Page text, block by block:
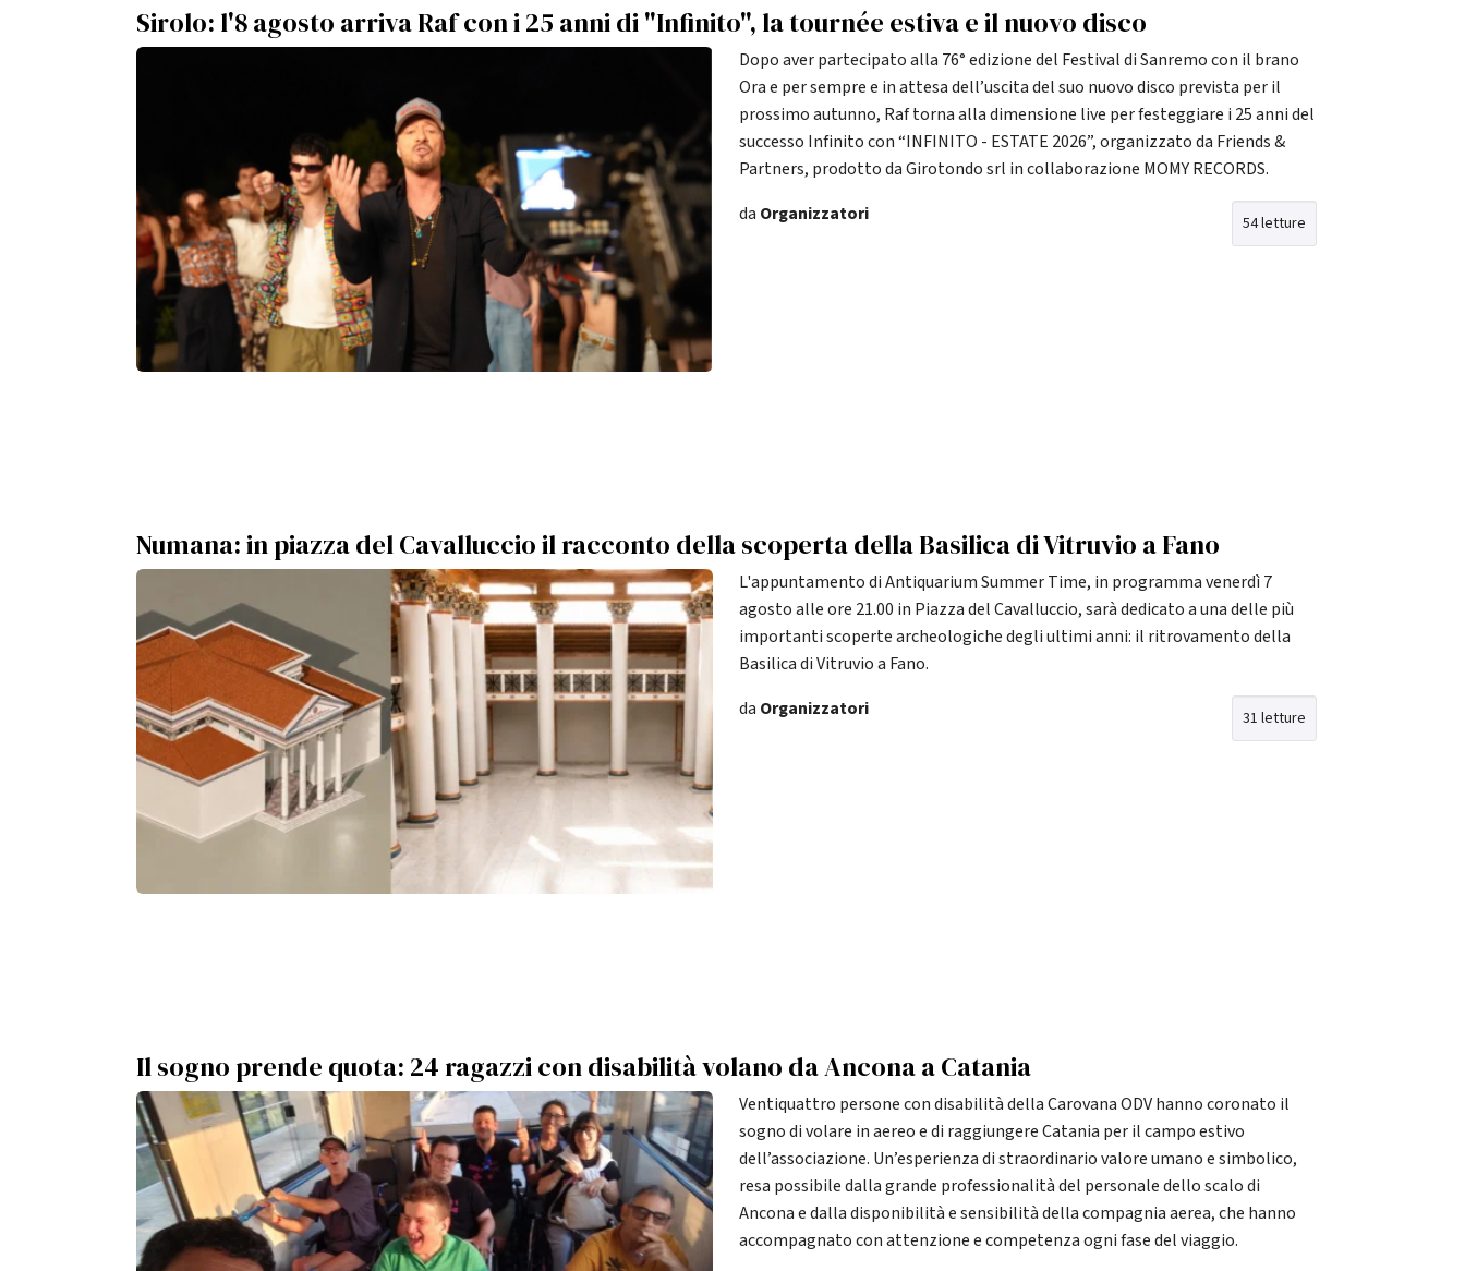
Sirolo: l'8 agosto arriva Raf con i 25 anni di "Infinito", la tournée estiva e il nuovo disco
Dopo aver partecipato alla 76° edizione del Festival di Sanremo con il brano
Ora e per sempre e in attesa dell’uscita del suo nuovo disco prevista per il
prossimo autunno, Raf torna alla dimensione live per festeggiare i 25 anni del
successo Infinito con “INFINITO - ESTATE 2026”, organizzato da Friends &
Partners, prodotto da Girotondo srl in collaborazione MOMY RECORDS.
54 letture
da Organizzatori
Numana: in piazza del Cavalluccio il racconto della scoperta della Basilica di Vitruvio a Fano
L'appuntamento di Antiquarium Summer Time, in programma venerdì 7
agosto alle ore 21.00 in Piazza del Cavalluccio, sarà dedicato a una delle più
importanti scoperte archeologiche degli ultimi anni: il ritrovamento della
Basilica di Vitruvio a Fano.
31 letture
da Organizzatori
Il sogno prende quota: 24 ragazzi con disabilità volano da Ancona a Catania
Ventiquattro persone con disabilità della Carovana ODV hanno coronato il
sogno di volare in aereo e di raggiungere Catania per il campo estivo
dell’associazione. Un’esperienza di straordinario valore umano e simbolico,
resa possibile dalla grande professionalità del personale dello scalo di
Ancona e dalla disponibilità e sensibilità della compagnia aerea, che hanno
accompagnato con attenzione e competenza ogni fase del viaggio.